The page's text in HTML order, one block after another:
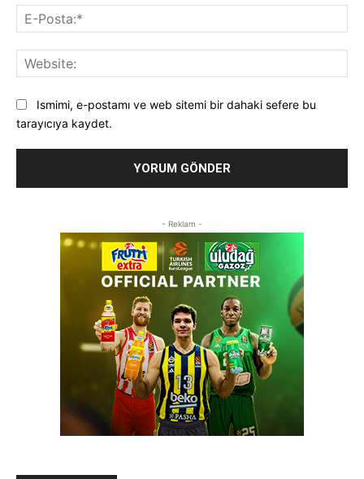
Ismimi, e-postamı ve web sitemi bir dahaki sefere bu
tarayıcıya kaydet.
- Reklam -